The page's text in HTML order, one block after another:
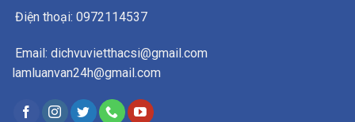
Điện thoại: 0972114537
Email: dichvuvietthacsi@gmail.com
lamluanvan24h@gmail.com